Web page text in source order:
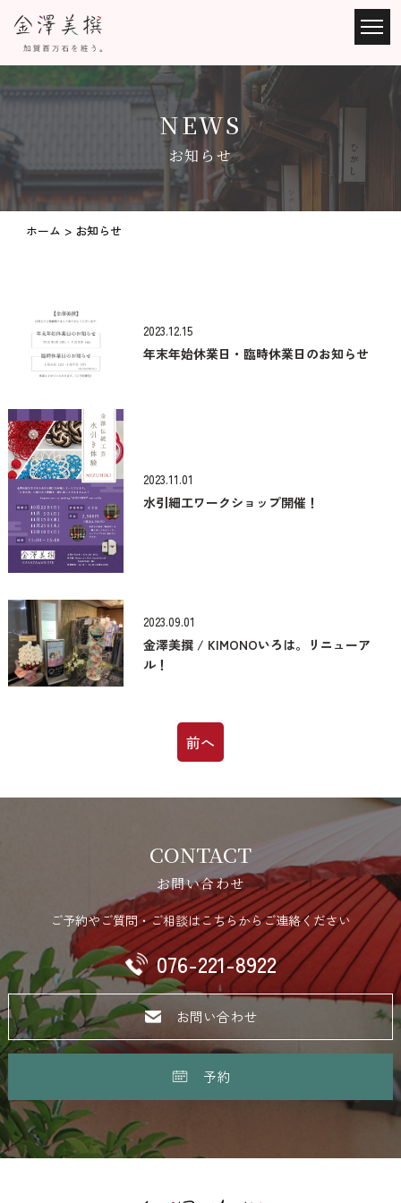
NEWS
お知らせ
ホーム > お知らせ
2023.12.15
年末年始休業日・臨時休業日のお知らせ
2023.11.01
水引細工ワークショップ開催！
2023.09.01
金澤美撰 / KIMONOいろは。リニューア
ル！
前へ
CONTACT
お問い合わせ
ご予約やご質問・ご相談はこちらからご連絡ください
076-221-8922
お問い合わせ
予約